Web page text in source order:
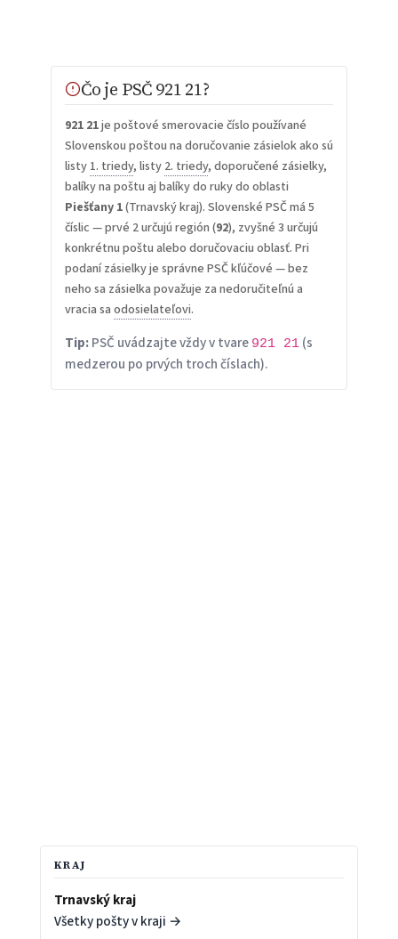
Čo je PSČ 921 21?
921 21je poštové smerovacie číslo používané
Slovenskou poštou na doručovanie zásielok ako sú
listy 1. triedy, listy 2. triedy, doporučené zásielky,
balíky na poštu aj balíky do ruky do oblasti
Piešťany 1(Trnavský kraj). Slovenské PSČ má 5
číslic — prvé 2 určujú región (92), zvyšné 3 určujú
konkrétnu poštu alebo doručovaciu oblasť. Pri
podaní zásielky je správne PSČ kľúčové — bez
neho sa zásielka považuje za nedoručiteľnú a
vracia sa odosielateľovi.
Tip:PSČ uvádzajte vždy v tvare 921 21(s
medzerou po prvých troch číslach).
KRAJ
Trnavský kraj
Všetky pošty v kraji →